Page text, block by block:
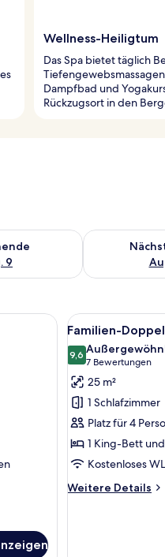
Wellness-Heiligtum
Das Spa bietet täglich
Dampfbad und
Rückzugsort in den
9
für dieses Überprüfe
Wand mit Holzleisten.
Betten, einem großen
Alle
Fotos
für
Familien-
Doppelzimmer
(Premium)
anzeigen
4
Familien-
9,69,6 von 10
7 Bewertungen
(7
Bewertungen)
25 m²
1 Schlafzimmer
Platz für 4
1 King-Bett
Kostenloses
Weitere Details
Weitere